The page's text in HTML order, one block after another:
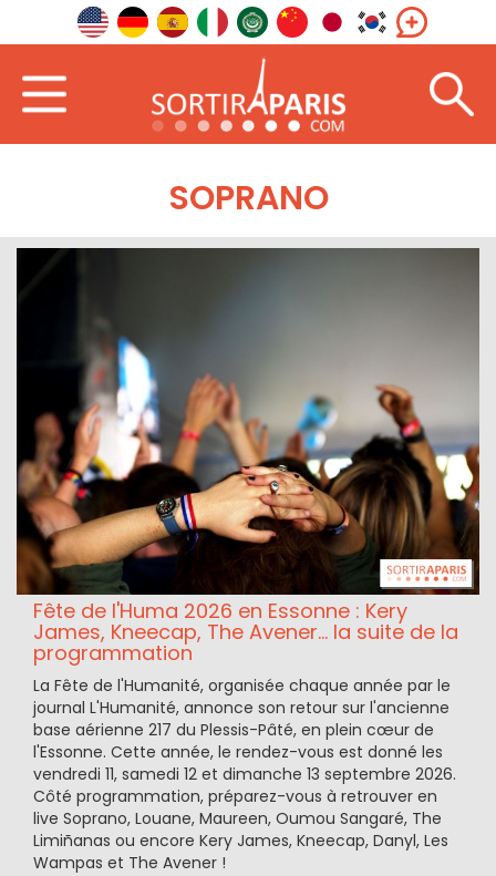
SOPRANO
Fête de l'Huma 2026 en Essonne : Kery
James, Kneecap, The Avener... la suite de la
programmation
La Fête de l'Humanité, organisée chaque année par le
journal L'Humanité, annonce son retour sur l'ancienne
base aérienne 217 du Plessis-Pâté, en plein cœur de
l'Essonne. Cette année, le rendez-vous est donné les
vendredi 11, samedi 12 et dimanche 13 septembre 2026.
Côté programmation, préparez-vous à retrouver en
live Soprano, Louane, Maureen, Oumou Sangaré, The
Limiñanas ou encore Kery James, Kneecap, Danyl, Les
Wampas et The Avener !